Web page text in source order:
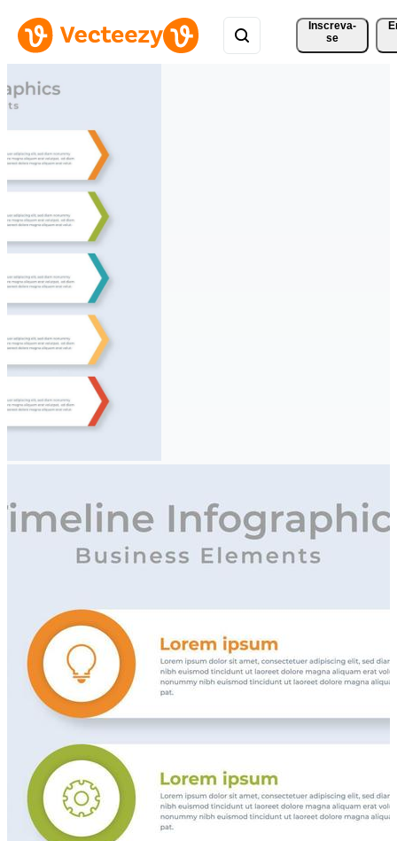
Inscreva-
se